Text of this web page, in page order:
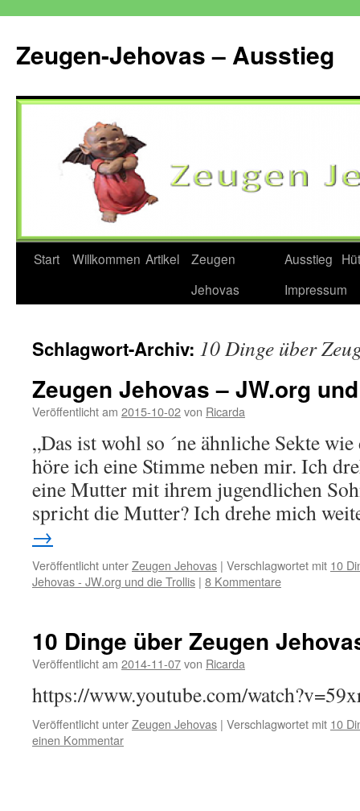
springen
Zeugen-Jehovas – Ausstieg
Start Willkommen Artikel
Zeugen
Jehovas
Ausstieg
Impressum
Schlagwort-Archiv: 10 Dinge über
Zeugen Jehovas – JW.org
Veröffentlicht am 2015-10-02von Ricarda
„Das ist wohl so ´ne ähnliche Sekte
höre ich eine Stimme neben mir. Ich
eine Mutter mit ihrem jugendlichen
spricht die Mutter? Ich drehe mich
→
Veröffentlicht unterZeugen Jehovas | Verschlagwortet mit 10
Jehovas - JW.org und die Trollis | 8 Kommentare
10 Dinge über Zeugen
Veröffentlicht am 2014-11-07von Ricarda
https://www.youtube.com/
Veröffentlicht unterZeugen Jehovas | Verschlagwortet mit 10
einen Kommentar